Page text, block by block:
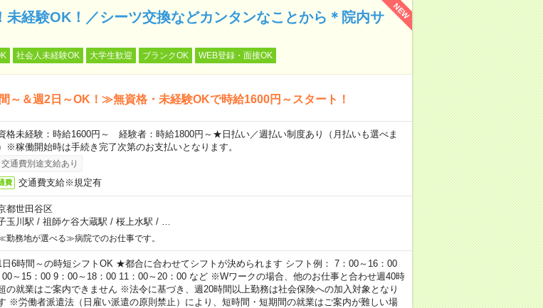
NEW
未経験OK！／シーツ交換などカンタンなことから＊院内サ
社会人未経験OK 大学生歓迎 ブランクOK WEB登録・面接OK
～＆週2日～OK！≫無資格・未経験OKで時給1600円～スタート！
格未経験：時給1600円～ 経験者：時給1800円～★日払い／週払い制度あり（月払いも選べま
※稼働開始時は手続き完了次第のお支払いとなります。
交通費別途支給あり
費 交通費支給※規定有
都世田谷区
玉川駅 / 祖師ケ谷大蔵駅 / 桜上水駅 /
勤務地が選べる≫病院でのお仕事です。
6時間～の時短シフトOK ★都合に合わせてシフトが決められます シフト例： 7：00～16：00
00～15：00 9：00～18：00 11：00～20：00 など ※Wワークの場合、他のお仕事と合わせ週40時
の就業はご案内できません ※法令に基づき、週20時間以上勤務は社会保険への加入対象となり
※労働者派遣法（日雇い派遣の原則禁止）により、短時間・短期間の就業はご案内が難しい場